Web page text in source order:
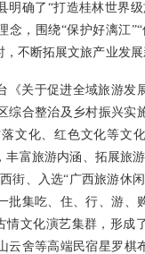
明确了“打造桂林世界
念，围绕“保护好漓江
不断拓展文旅产业发
《关于促进全域旅游发
综合整治及乡村振兴实
文化、红色文化等文
富旅游内涵、拓展旅
街、入选“广西旅游休
批集吃、住、行、游、
情文化演艺集群，形成
云舍等高端民宿星罗棋